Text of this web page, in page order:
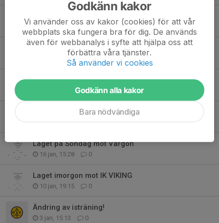
Peter Rönnqvist lämnar Skövde Bandy
30 apr, 12:30 0
Försäsongsupplägg 2026
14 apr, 15:49
Laget imorgon mot Wiking
0
Laget imorgon mot OBK/HBK
Laget på Söndag mot Vargön
16 jan, 15:28 0
Laget imorgon mot IK VIKING
10 jan, 19:15 0
Ändring av isträning!
3 jan, 15:13 0
Godkänn kakor
Vi använder oss av kakor (cookies) för att vår
webbplats ska fungera bra för dig. De används
även för webbanalys i syfte att hjälpa oss att
förbättra våra tjänster.
Så använder vi cookies
Godkänn alla kakor
Bara nödvändiga